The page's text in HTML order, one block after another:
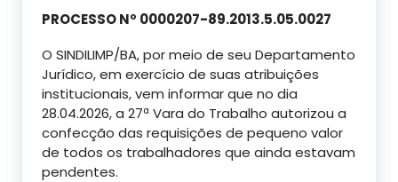
PROCESSO Nº 0000207-89.2013.5.05.0027
O SINDILIMP/BA, por meio de seu Departamento
Jurídico, em exercício de suas atribuições
institucionais, vem informar que no dia
28.04.2026, a 27ª Vara do Trabalho autorizou a
confecção das requisições de pequeno valor
de todos os trabalhadores que ainda estavam
pendentes.